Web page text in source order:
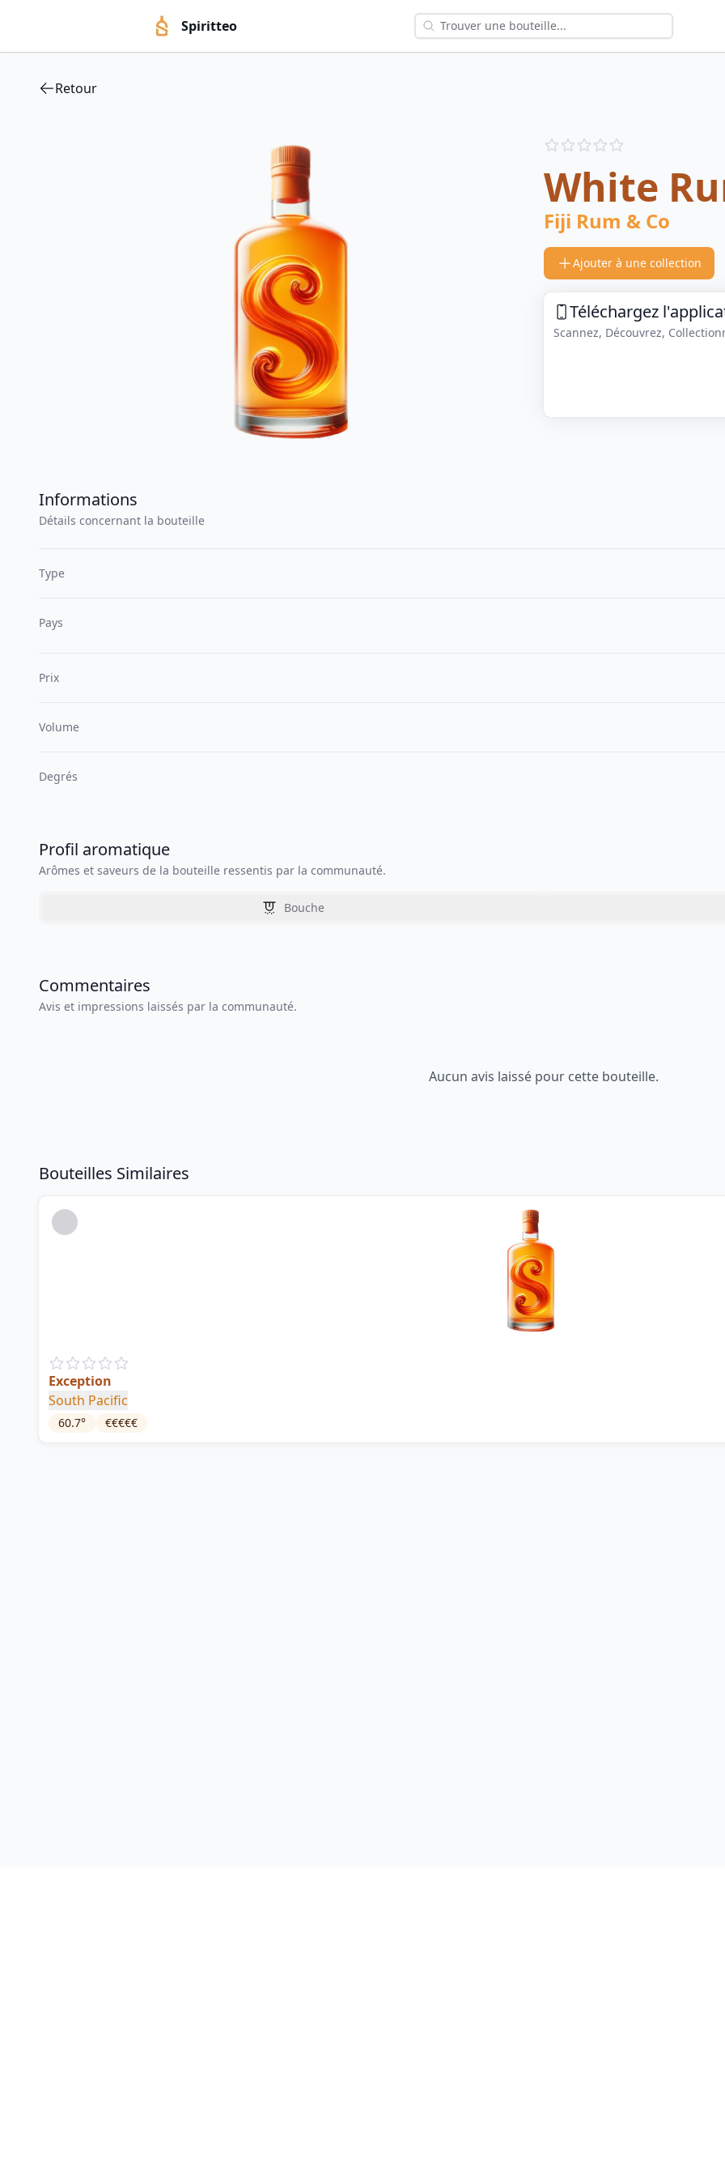
Spiritteo
Retour
Reviews
White
Fiji Rum & Co
Ajouter à une collection
Téléchargez
Scannez, Découvrez,
Informations
Détails concernant la bouteille
Type
Pays
Prix
Volume
Degrés
Profil aromatique
Arômes et saveurs de la bouteille ressentis par la communauté.
Bouche
Commentaires
Avis et impressions laissés par la communauté.
Aucun avis laissé pour cette bouteille.
Bouteilles Similaires
Exception
South Pacific
60.7° €€€€€